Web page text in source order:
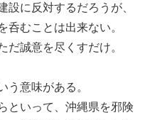
設に反対するだろうが、
呑むことは出来ない。
だ誠意を尽くすだけ。
う意味がある。
といって、沖縄県を邪険